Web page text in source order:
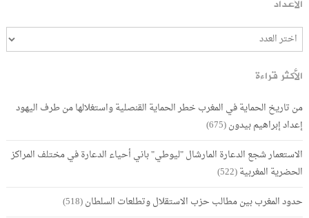
الأعداد
الأكثر قراءة
من تاريخ الحماية في المغرب خطر الحماية القنصلية واستغلالها من طرف اليهود
إعداد إبراهيم بيدون(675)
الاستعمار شجع الدعارة المارشال "ليوطي" باني أحياء الدعارة في مختلف المراكز
الحضرية المغربية(522)
حدود المغرب بين مطالب حزب الاستقلال وتطلعات السلطان(518)